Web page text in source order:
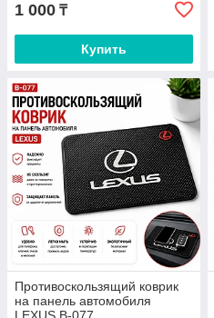
1 000 ₸
Купить
Противоскользящий коврик
на панель автомобиля